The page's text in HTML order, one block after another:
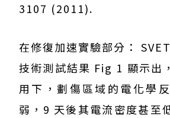
3107 (2011).
在修復加速實驗部分：
技術測試結果 Fig 1 顯示出
用下，劃傷區域的電化學
弱，9 天後其電流密度甚至